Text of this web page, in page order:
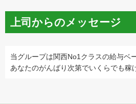
上司からのメッセージ
当グループは関西No1クラスの給与ベ
あなたのがんばり次第でいくらでも稼